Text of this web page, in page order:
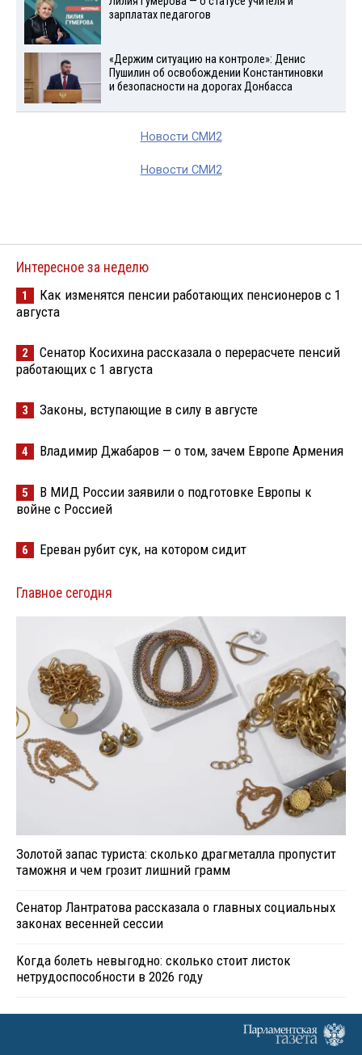
зарплатах педагогов
«Держим ситуацию на контроле»: Денис
Пушилин об освобождении Константиновки
и безопасности на дорогах Донбасса
Новости СМИ2
Новости СМИ2
Интересное за неделю
1
Как изменятся пенсии работающих пенсионеров с 1
августа
2
Сенатор Косихина рассказала о перерасчете пенсий
работающих с 1 августа
3 Законы, вступающие в силу в августе
4 Владимир Джабаров — о том, зачем Европе Армения
5
В МИД России заявили о подготовке Европы к
войне с Россией
6 Ереван рубит сук, на котором сидит
Главное сегодня
Золотой запас туриста: сколько драгметалла пропустит
таможня и чем грозит лишний грамм
Сенатор Лантратова рассказала о главных социальных
законах весенней сессии
Когда болеть невыгодно: сколько стоит листок
нетрудоспособности в 2026 году